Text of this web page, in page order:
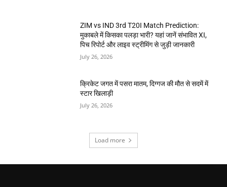
ZIM vs IND 3rd T20I Match Prediction:
मुकाबले में किसका पलड़ा भारी? यहां जानें संभावित XI,
पिच रिपोर्ट और लाइव स्ट्रीमिंग से जुड़ी जानकारी
July 26, 2026
क्रिकेट जगत में पसरा मातम, दिग्गज की मौत से सदमें में
स्टार खिलाड़ी
July 26, 2026
Load more